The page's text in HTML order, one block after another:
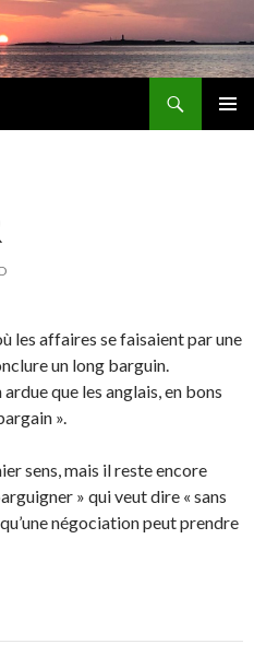
les affaires se faisaient par une
un long barguin.
que les anglais, en bons
».
sens, mais il reste encore
» qui veut dire « sans
négociation peut prendre